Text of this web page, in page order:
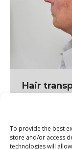
To provide the best
store and/or access
technologies will
Hair
The decision to